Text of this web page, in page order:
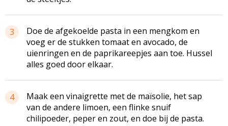
3
Doe de afgekoelde pasta in een mengkom en
voeg er de stukken tomaat en avocado, de
uienringen en de paprikareepjes aan toe. Hussel
alles goed door elkaar.
4
Maak een vinaigrette met de maïsolie, het sap
van de andere limoen, een flinke snuif
chilipoeder, peper en zout, en doe bij de pasta.